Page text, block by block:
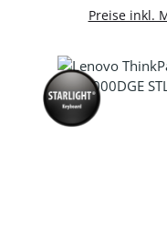
Preise inkl.